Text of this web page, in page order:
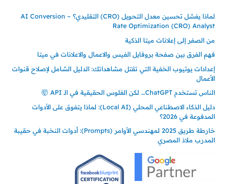
لماذا يفشل تحسين معدل التحويل (CRO) التقليدي؟ – AI Conversion
Rate Optimization (CRO) Analyst
من الصفر إلى إعلانات ميتا الذكية
فهم الفرق بين صفحة بروفايل الفيس والاعمال والاعلانات في ميتا
إعدادات يوتيوب الخفية التي تقتل مشاهداتك: الدليل الشامل لإصلاح قنوات
الأعمال
الناس تستخدم ChatGPT… لكن الفلوس الحقيقية في الـ API 🤯
دليل الذكاء الاصطناعي المحلي (Local AI): لماذا يتفوق على الأدوات
المدفوعة في 2026؟
خارطة طريق 2025 لمهندسي الأوامر (Prompts): أدوات النخبة في حقيبة
المدرب ملاذ المصري